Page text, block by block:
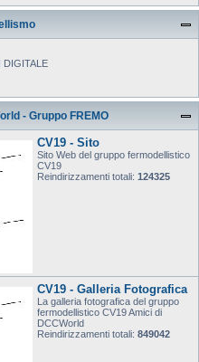
DIGITALE
- Gruppo FREMO
CV19 - Sito
Sito Web del gruppo fermodellistico
CV19
Reindirizzamenti totali: 124325
CV19 - Galleria Fotografica
La galleria fotografica del gruppo
fermodellistico CV19 Amici di
DCCWorld
Reindirizzamenti totali: 849042